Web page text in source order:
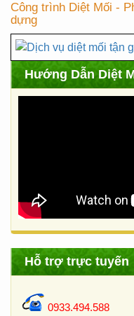
Công trình Diệt Mối -
dựng
Hướng Dẫn Diệt
Hỗ trợ trực tuyến
0933.494.588